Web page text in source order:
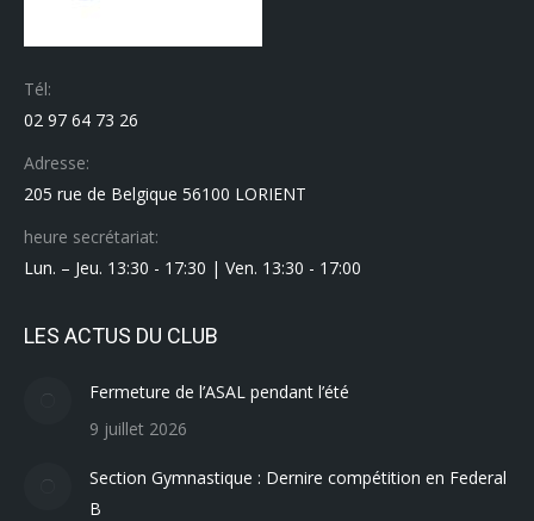
Tél:
02 97 64 73 26
Adresse:
205 rue de Belgique 56100 LORIENT
heure secrétariat:
Lun. – Jeu. 13:30 - 17:30 | Ven. 13:30 - 17:00
LES ACTUS DU CLUB
Fermeture de l’ASAL pendant l’été
9 juillet 2026
Section Gymnastique : Dernire compétition en Federal
B